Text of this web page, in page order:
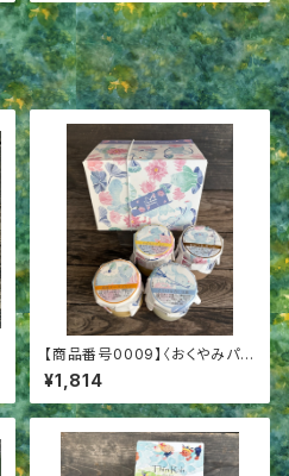
【商品番号0009】〈おくやみパッ
ケージ4〉プリン4個詰合せ 香
典返し 喪中御見舞 弔事用ギ
フト
¥1,814